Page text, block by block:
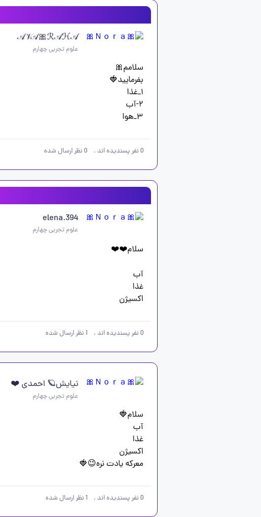
𝒜𝒱𝒜🎀ℛ𝒜ℋ𝒜
علوم تجربی چهارم
۲-آب
۳_هوا
0نفر پسندیده اند .
0نظر ارسال شده
elena.394
علوم تجربی چهارم
آب
اکسیژن
0نفر پسندیده اند .
1نظر ارسال شده
نیایش🪐 احمدی ❤️
علوم تجربی چهارم
اکسیژن
معرکه یادت نره😉🍓
0نفر پسندیده اند .
1نظر ارسال شده